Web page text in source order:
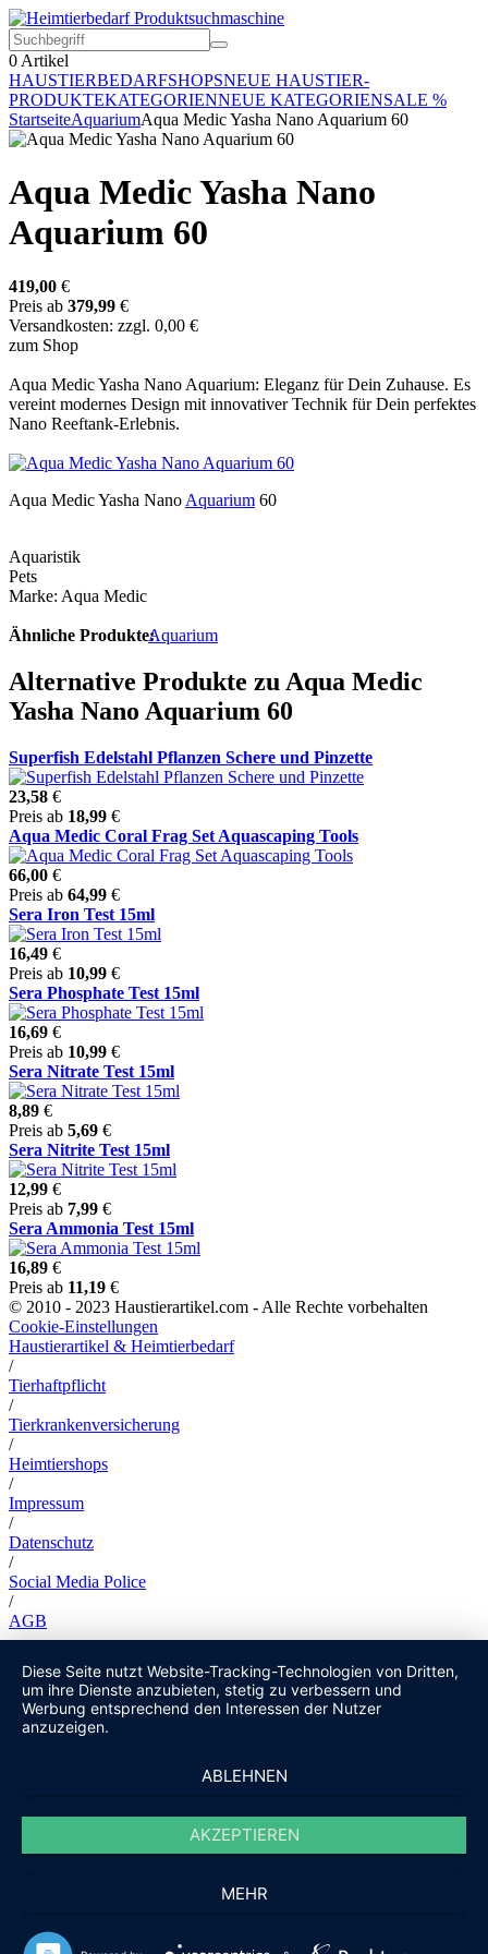
0 Artikel
HAUSTIERBEDARFSHOPSNEUE HAUSTIER-
PRODUKTEKATEGORIENNEUE KATEGORIENSALE %
StartseiteAquariumAqua Medic Yasha Nano Aquarium 60
Aqua Medic Yasha Nano
Aquarium 60
419,00 €
Preis ab 379,99 €
Versandkosten: zzgl. 0,00 €
zum Shop
Aqua Medic Yasha Nano Aquarium: Eleganz für Dein Zuhause. Es
vereint modernes Design mit innovativer Technik für Dein perfektes
Nano Reeftank-Erlebnis.
Aqua Medic Yasha Nano Aquarium 60
Aquaristik
Pets
Marke: Aqua Medic
Ähnliche Produkte:Aquarium
Alternative Produkte zu Aqua Medic
Yasha Nano Aquarium 60
Superfish Edelstahl Pflanzen Schere und Pinzette
23,58 €
Preis ab 18,99 €
Aqua Medic Coral Frag Set Aquascaping Tools
66,00 €
Preis ab 64,99 €
Sera Iron Test 15ml
16,49 €
Preis ab 10,99 €
Sera Phosphate Test 15ml
16,69 €
Preis ab 10,99 €
Sera Nitrate Test 15ml
8,89 €
Preis ab 5,69 €
Sera Nitrite Test 15ml
12,99 €
Preis ab 7,99 €
Sera Ammonia Test 15ml
16,89 €
Preis ab 11,19 €
© 2010 - 2023 Haustierartikel.com - Alle Rechte vorbehalten
Cookie-Einstellungen
Haustierartikel & Heimtierbedarf
/
Tierhaftpflicht
/
Tierkrankenversicherung
/
Heimtiershops
/
Impressum
/
Datenschutz
/
Social Media Police
/
AGB
Diese Seite nutzt Website-Tracking-Technologien von Dritten,
um ihre Dienste anzubieten, stetig zu verbessern und
Werbung entsprechend den Interessen der Nutzer
anzuzeigen.
ABLEHNEN
AKZEPTIEREN
MEHR